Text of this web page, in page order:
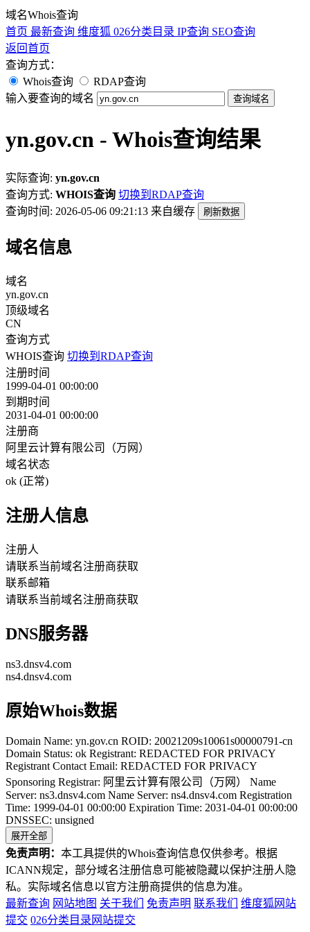
域名Whois查询
首页 最新查询 维度狐 026分类目录 IP查询 SEO查询
返回首页
查询方式：
Whois查询
RDAP查询
输入要查询的域名
查询域名
yn.gov.cn - Whois查询结果
实际查询: yn.gov.cn
查询方式: WHOIS查询 切换到RDAP查询
查询时间: 2026-05-06 09:21:13 来自缓存 刷新数据
域名信息
域名
yn.gov.cn
顶级域名
CN
查询方式
WHOIS查询 切换到RDAP查询
注册时间
1999-04-01 00:00:00
到期时间
2031-04-01 00:00:00
注册商
阿里云计算有限公司（万网）
域名状态
ok (正常)
注册人信息
注册人
请联系当前域名注册商获取
联系邮箱
请联系当前域名注册商获取
DNS服务器
ns3.dnsv4.com
ns4.dnsv4.com
原始Whois数据
Domain Name: yn.gov.cn ROID: 20021209s10061s00000791-cn
Domain Status: ok Registrant: REDACTED FOR PRIVACY
Registrant Contact Email: REDACTED FOR PRIVACY
Sponsoring Registrar: 阿里云计算有限公司（万网） Name
Server: ns3.dnsv4.com Name Server: ns4.dnsv4.com Registration
Time: 1999-04-01 00:00:00 Expiration Time: 2031-04-01 00:00:00
DNSSEC: unsigned
展开全部
免责声明： 本工具提供的Whois查询信息仅供参考。根据
ICANN规定，部分域名注册信息可能被隐藏以保护注册人隐
私。实际域名信息以官方注册商提供的信息为准。
最新查询 网站地图 关于我们 免责声明 联系我们
维度狐网站
提交 026分类目录网站提交